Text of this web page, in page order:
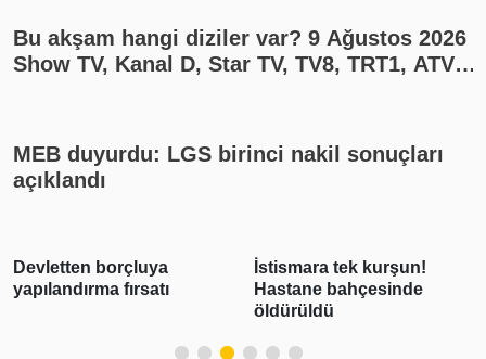
Bu akşam hangi diziler var? 9 Ağustos 2026
Show TV, Kanal D, Star TV, TV8, TRT1, ATV
MEB duyurdu: LGS birinci nakil sonuçları
açıklandı
İstismara tek kurşun!
Hastane bahçesinde
Ülke alarm durumuna
geçti! 390 bin kişi tahliye
edildi